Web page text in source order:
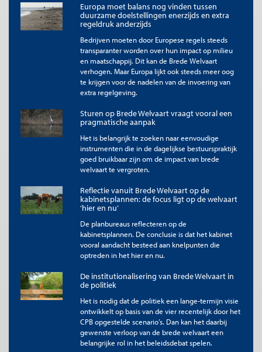
reeds op dat ‘de’ sociale welvaartsfunctie niet bestaat. Inter-
personele nutsvergelijkingen zijn ten principale subjectief, en
hetzelfde geldt voor waarde-geladen oordelen over wenselijke
inkomens(her)verdeling. Economen dienen te erkennen dat het
niet aan de beroepsgroep is om de gewichten te bepalen in het
aggregeren van het nut van individuen of de verschillende
doelstellingen van beleid. Dat is ten principale aan de politiek.
Economen kunnen uiteraard wél de noodzakelijke ingrediënten
voor het maken van die afweging in beeld brengen, en
kwantificeren waar mogelijk. Daarmee helpen én dwingen ze de
politiek en het beleid om expliciet te zijn over de
waardeoordelen die gehanteerd worden bij het maken van
afwegingen.
Een cruciale notie daarbij is dat die
bepalen. Dat betekent dat een één-
dimensionele indicator voor “de” brede
welvaart, dus één objectief uit te rekenen
getal dat alles omvat, niet bestaat en een
zoektocht daarnaar zinloos is en louter
dwaallichten zou opleveren.
Hier ligt dan ook de grootste potentiële zwakte van het brede
welvaartsbegrip als sturingsinstrument. Met alle inhoudelijke
tekortkomingen als welvaartsindicator hebben BNP als macro-
economische indicator, en een maatschappelijke baten-kosten
ratio bij een projectevaluatie, één groot praktisch voordeel: ze
zijn als één getal uit te drukken en daarmee ogenschijnlijk
eenduidig. Een adequaat brede-welvaartsinstrument laat juist
Europa moet balans nog vinden tussen
duurzame doelstellingen enerzijds en extra
regeldruk anderzijds
Bedrijven moeten door Europese regels steeds
transparanter worden over hun impact op milieu
en maatschappij. Dit kan de Brede Welvaart
verhogen. Maar Europa lijkt ook steeds meer oog
te krijgen voor de nadelen van de invoering van
extra regelgeving.
Sturen op Brede Welvaart vraagt vooral een
pragmatische aanpak
Het is belangrijk te zoeken naar eenvoudige
instrumenten die in de dagelijkse bestuurspraktijk
goed bruikbaar zijn om de impact van brede
welvaart te vergroten.
Reflectie vanuit Brede Welvaart op de
kabinetsplannen: de focus ligt op de welvaart
‘hier en nu’
De planbureaus reflecteren op de
kabinetsplannen. De conclusie is dat het kabinet
vooral aandacht besteed aan knelpunten die
optreden in het hier en nu.
De institutionalisering van Brede Welvaart in
de politiek
Het is nodig dat de politiek een lange-termijn visie
ontwikkelt op basis van de vier recentelijk door het
CPB opgestelde scenario’s. Dan kan het daarbij
gewenste verloop van de brede welvaart een
belangrijke rol in het beleidsdebat spelen.